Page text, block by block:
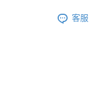
客服